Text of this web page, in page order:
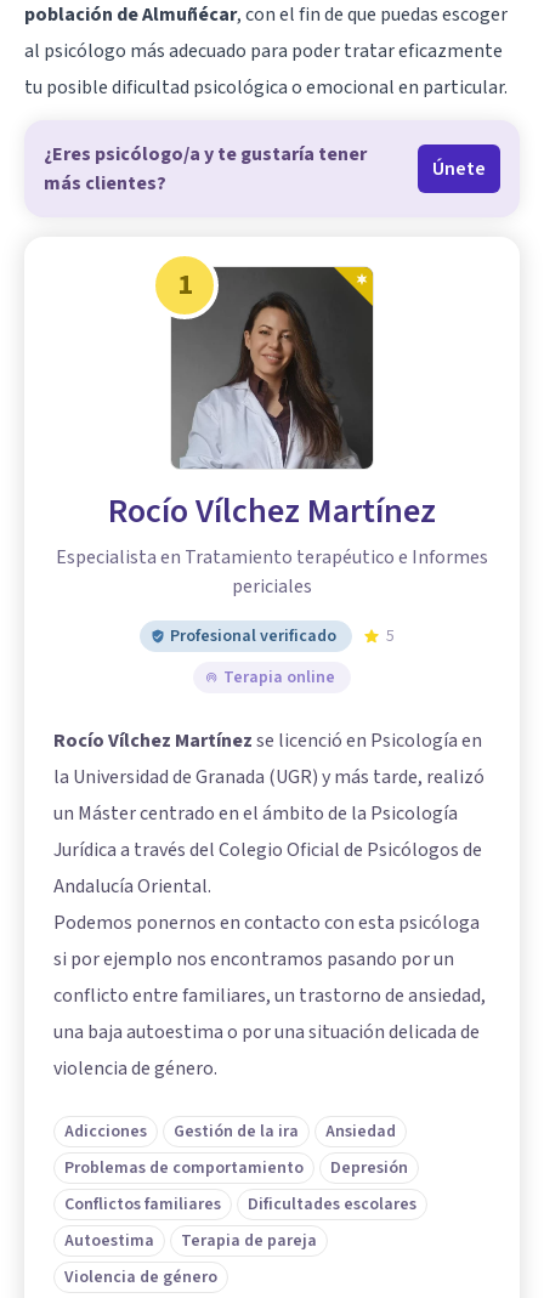
población de Almuñécar, con el fin de que puedas escoger
al psicólogo más adecuado para poder tratar eficazmente
tu posible dificultad psicológica o emocional en particular.
¿Eres psicólogo/a y te gustaría tener
más clientes?
Únete
1
Rocío Vílchez Martínez
Especialista en Tratamiento terapéutico e Informes
periciales
Profesional verificado
5
Terapia online
Rocío Vílchez Martínezse licenció en Psicología en
la Universidad de Granada (UGR) y más tarde, realizó
un Máster centrado en el ámbito de la Psicología
Jurídica a través del Colegio Oficial de Psicólogos de
Andalucía Oriental.
Podemos ponernos en contacto con esta psicóloga
si por ejemplo nos encontramos pasando por un
conflicto entre familiares, un trastorno de ansiedad,
una baja autoestima o por una situación delicada de
violencia de género.
Adicciones Gestión de la ira
Ansiedad
Problemas de comportamiento
Depresión
Conflictos familiares
Dificultades escolares
Autoestima
Terapia de pareja
Violencia de género